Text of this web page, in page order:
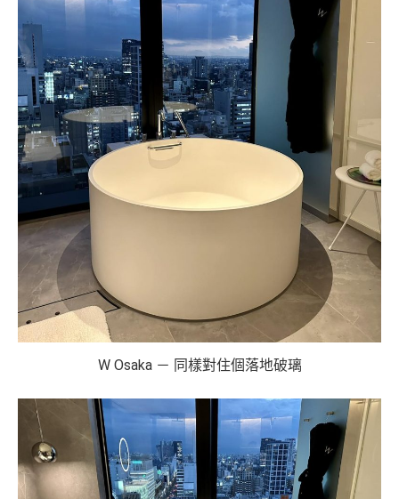
W Osaka － 同樣對住個落地破璃